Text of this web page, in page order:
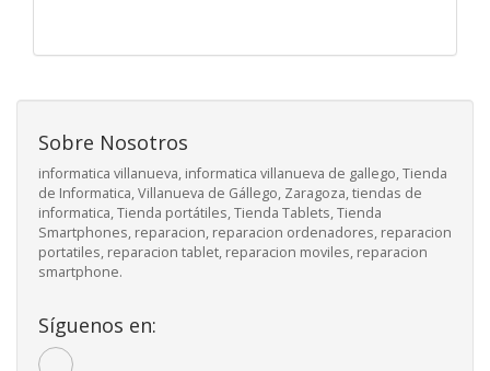
Sobre Nosotros
informatica villanueva, informatica villanueva de gallego, Tienda
de Informatica, Villanueva de Gállego, Zaragoza, tiendas de
informatica, Tienda portátiles, Tienda Tablets, Tienda
Smartphones, reparacion, reparacion ordenadores, reparacion
portatiles, reparacion tablet, reparacion moviles, reparacion
smartphone.
Síguenos en: